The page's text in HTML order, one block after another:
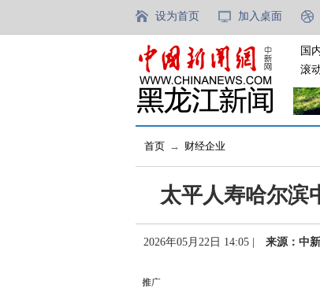
设为首页 加入桌面
国
滚
首页 → 财经企业
太平人寿哈尔滨
2026年05月22日 14:05 | 来源：中